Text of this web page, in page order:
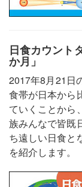
日食カウント
か月」
2017年8月21日
食帯が日本から
ていくことから
族みんなで皆既
ち遠しい日食と
を紹介します。